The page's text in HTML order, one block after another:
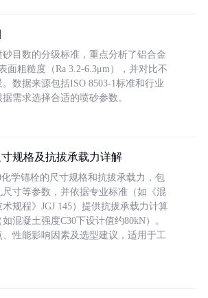
目数的分级标准，重点分析了铝合金
面粗糙度（Ra 3.2-6.3μm），并对比不
数据来源包括ISO 8503-1标准和行业
需求选择合适的喷砂参数。
规格及抗拔承载力详解
学锚栓的尺寸规格和抗拔承载力，包
寸等参数，并依据专业标准（如《混
规程》JGJ 145）提供抗拔承载力计算
混凝土强度C30下设计值约80kN）。
性能影响因素及选型建议，适用于工